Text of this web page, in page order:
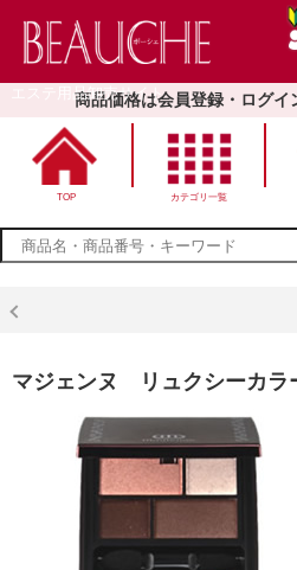
エステ用品卸売サイト
商品価格は会員登録・ログイ
TOP カテゴリ一覧
マジェンヌ リュクシーカラ